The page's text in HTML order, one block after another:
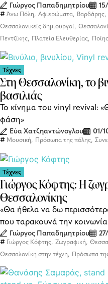
Γιώργος Παπαδημητρίου
Άνω Πόλη Αφιερώματα Βαρδάρης
Θεσσαλονικείς δημιουργοί
Πεντζίκης Πλατεία Ελευθερίας
Τέχνες
Στη Θεσσαλονίκη, το
βασιλιάς
Το κίνημα του vinyl revival:
φάση»
Εύα Χατζηαντώνογλου 01/
Μουσική, Πρόσωπα της πόλης,
Τέχνες
Γιώργος Κόφτης: Η
Θεσσαλονίκης
«Θα ήθελα να δω
που ταρακουνά την
Γιώργος Παπαδημητρίου
Γιώργος Κόφτης Ζωγραφική
Θεσσαλονίκη στην τέχνη Πρόσωπα